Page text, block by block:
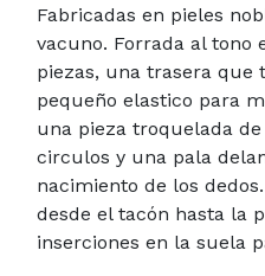
Fabricadas en pieles
vacuno. Forrada al tono
piezas, una trasera que
pequeño elastico para
una pieza troquelada
circulos y una pala
nacimiento de los
desde el tacón hasta la
inserciones en la suela